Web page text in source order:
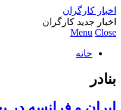
اخبار کارگران
اخبار جدید کارگران
Menu Close
خانه
بنادر